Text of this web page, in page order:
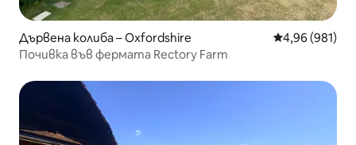
Дървена колиба – Oxfordshire Средна
4,96 (981)
Почивка във фермата Rectory Farm